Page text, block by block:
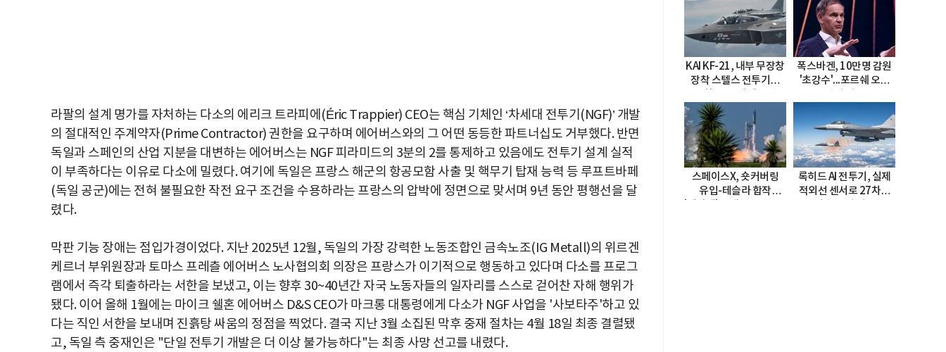
라팔의 설계 명가를 자처하는 다소의 에리크 트라피에(Éric Trappier) CEO는 핵심 기체인 ‘차세대 전투기(NGF)’ 개발
의 절대적인 주계약자(Prime Contractor) 권한을 요구하며 에어버스와의 그 어떤 동등한 파트너십도 거부했다. 반면
독일과 스페인의 산업 지분을 대변하는 에어버스는 NGF 피라미드의 3분의 2를 통제하고 있음에도 전투기 설계 실적
이 부족하다는 이유로 다소에 밀렸다. 여기에 독일은 프랑스 해군의 항공모함 사출 및 핵무기 탑재 능력 등 루프트바페
(독일 공군)에는 전혀 불필요한 작전 요구 조건을 수용하라는 프랑스의 압박에 정면으로 맞서며 9년 동안 평행선을 달
렸다.
막판 기능 장애는 점입가경이었다. 지난 2025년 12월, 독일의 가장 강력한 노동조합인 금속노조(IG Metall)의 위르겐
케르너 부위원장과 토마스 프레츨 에어버스 노사협의회 의장은 프랑스가 이기적으로 행동하고 있다며 다소를 프로그
램에서 즉각 퇴출하라는 서한을 보냈고, 이는 향후 30~40년간 자국 노동자들의 일자리를 스스로 걷어찬 자해 행위가
됐다. 이어 올해 1월에는 마이크 쉘혼 에어버스 D&S CEO가 마크롱 대통령에게 다소가 NGF 사업을 '사보타주'하고 있
다는 직인 서한을 보내며 진흙탕 싸움의 정점을 찍었다. 결국 지난 3월 소집된 막후 중재 절차는 4월 18일 최종 결렬됐
고, 독일 측 중재인은 "단일 전투기 개발은 더 이상 불가능하다"는 최종 사망 선고를 내렸다.
KAI KF-21, 내부 무장창
장착 스텔스 전투기로
폭스바겐, 10만명 감원
'초강수'...포르쉐 오너
스페이스X, 숏커버링
유입-테슬라 합작
록히드 AI 전투기, 실제
적외선 센서로 27차례